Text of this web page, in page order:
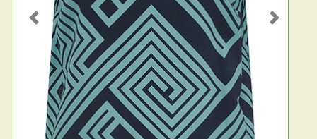
Previous Next